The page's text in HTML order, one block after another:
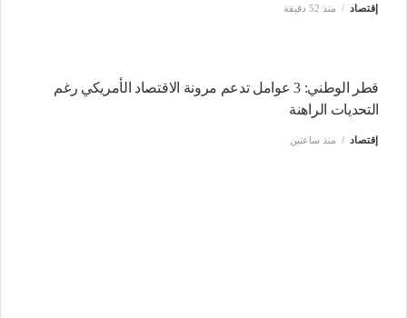
إقتصاد منذ 52 دقيقة
مجلس الأمن يدين هجمات الحوثيين على السعودية والسفن